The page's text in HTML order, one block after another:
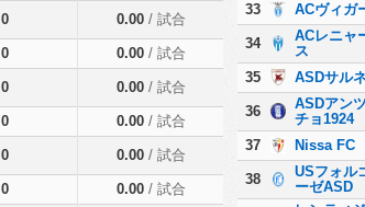
0 0.00/ 試合
0 0.00/ 試合
0 0.00/ 試合
0 0.00/ 試合
0 0.00/ 試合
0 0.00/ 試合
33 ACヴィガ
34
ACレニャ
ス
35 ASDサル
36
ASDアン
チョ1924
37 Nissa FC
38
USフォル
ーゼASD